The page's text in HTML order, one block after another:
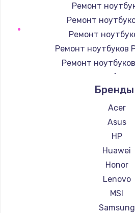
Ремонт
Ремонт
Ремонт
Ремонт ноутбуков
Ремонт
Ремонт
Ремонт ноутбуков
Ремонт
Ремонт
Ремонт
Ремонт ноутбуков
Ремонт
Ремонт
Ремонт
Ремонт
Бренды
Acer
Asus
HP
Huawei
Honor
Lenovo
MSI
Samsung